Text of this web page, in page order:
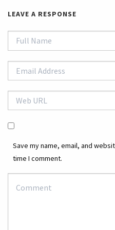
LEAVE A RESPONSE
Save my name, email, and
time I comment.